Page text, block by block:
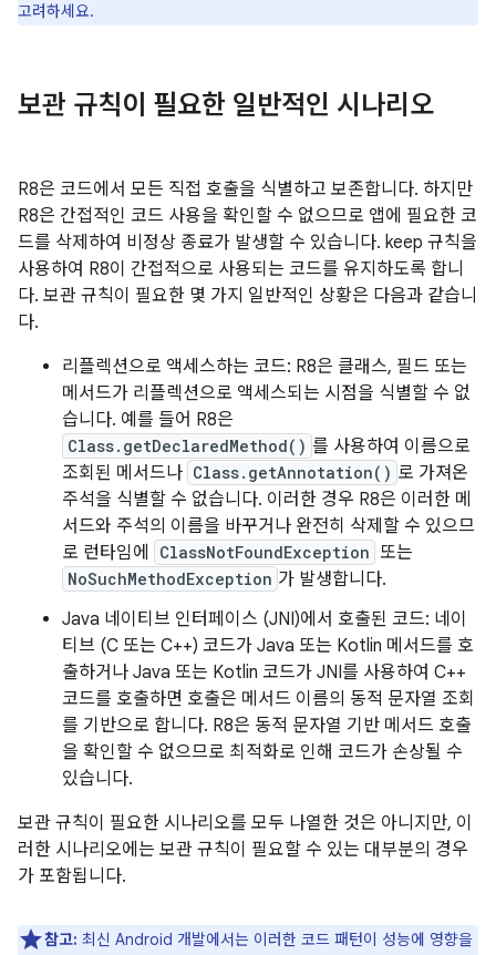
고려하세요.
보관 규칙이 필요한 일반적인 시나리오
R8은 코드에서 모든 직접 호출을 식별하고 보존합니다. 하지만
R8은 간접적인 코드 사용을 확인할 수 없으므로 앱에 필요한 코
드를 삭제하여 비정상 종료가 발생할 수 있습니다. keep 규칙을
사용하여 R8이 간접적으로 사용되는 코드를 유지하도록 합니
다. 보관 규칙이 필요한 몇 가지 일반적인 상황은 다음과 같습니
다.
리플렉션으로 액세스하는 코드: R8은 클래스, 필드 또는
메서드가 리플렉션으로 액세스되는 시점을 식별할 수 없
습니다. 예를 들어 R8은
Class.getDeclaredMethod() 를 사용하여 이름으로
조회된 메서드나 Class.getAnnotation() 로 가져온
주석을 식별할 수 없습니다. 이러한 경우 R8은 이러한 메
서드와 주석의 이름을 바꾸거나 완전히 삭제할 수 있으므
로 런타임에
ClassNotFoundException 또는
NoSuchMethodException 가 발생합니다.
Java 네이티브 인터페이스 (JNI)에서 호출된 코드: 네이
티브 (C 또는 C++) 코드가 Java 또는 Kotlin 메서드를 호
출하거나 Java 또는 Kotlin 코드가 JNI를 사용하여 C++
코드를 호출하면 호출은 메서드 이름의 동적 문자열 조회
를 기반으로 합니다. R8은 동적 문자열 기반 메서드 호출
을 확인할 수 없으므로 최적화로 인해 코드가 손상될 수
있습니다.
보관 규칙이 필요한 시나리오를 모두 나열한 것은 아니지만, 이
러한 시나리오에는 보관 규칙이 필요할 수 있는 대부분의 경우
가 포함됩니다.
참고: 최신 Android 개발에서는 이러한 코드 패턴이 성능에 영향을